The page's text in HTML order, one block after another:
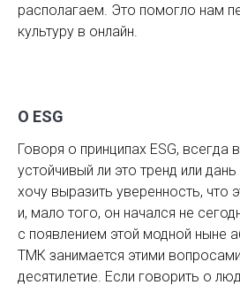
располагаем. Это помогло нам
культуру в онлайн.
О ESG
Говоря о принципах ESG, всегда
устойчивый ли это тренд или
хочу выразить уверенность, что
и, мало того, он начался не
с появлением этой модной ныне
ТМК занимается этими
десятилетие. Если говорить о